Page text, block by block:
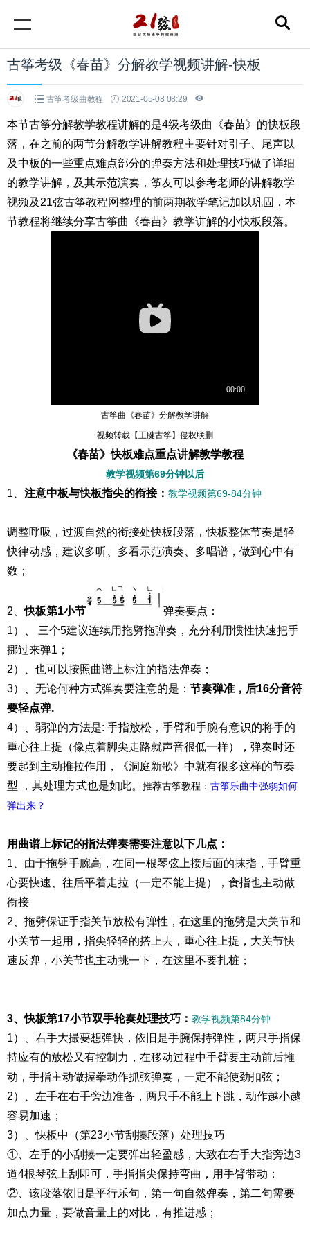
古筝考级《春苗》分解教学视频讲解-快板
古筝考级曲教程 2021-05-08 08:29
本节古筝分解教学教程讲解的是4级考级曲《春苗》的快板段
落，在之前的两节分解教学讲解教程主要针对引子、尾声以
及中板的一些重点难点部分的弹奏方法和处理技巧做了详细
的教学讲解，及其示范演奏，筝友可以参考老师的讲解教学
视频及21弦古筝教程网整理的前两期教学笔记加以巩固，本
节教程将继续分享古筝曲《春苗》教学讲解的小快板段落。
古筝曲《春苗》分解教学讲解
视频转载【王腱古筝】侵权联删
《春苗》快板难点重点讲解教学教程
教学视频第69分钟以后
1、 注意中板与快板指尖的衔接： 教学视频第69-84分钟
调整呼吸，过渡自然的衔接处快板段落，快板整体节奏是轻
快律动感，建议多听、多看示范演奏、多唱谱，做到心中有
数；
2、快板第1小节
弹奏要点：
1）、 三个5建议连续用拖劈拖弹奏，充分利用惯性快速把手
挪过来弹1；
2）、也可以按照曲谱上标注的指法弹奏；
3）、无论何种方式弹奏要注意的是： 节奏弹准，后16分音符
要轻点弹.
4）、弱弹的方法是: 手指放松，手臂和手腕有意识的将手的
重心往上提（像点着脚尖走路就声音很低一样），弹奏时还
要起到主动推拉作用，《洞庭新歌》中就有很多这样的节奏
型 ，其处理方式也是如此。 推荐古筝教程： 古筝乐曲中强弱如何
弹出来？
用曲谱上标记的指法弹奏需要注意以下几点：
1、由于拖劈手腕高，在同一根琴弦上接后面的抹指，手臂重
心要快速、往后平着走拉（一定不能上提），食指也主动做
衔接
2、拖劈保证手指关节放松有弹性，在这里的拖劈是大关节和
小关节一起用，指尖轻轻的搭上去，重心往上提，大关节快
速反弹，小关节也主动挑一下，在这里不要扎桩；
3、快板第17小节双手轮奏处理技巧： 教学视频第84分钟
1）、右手大撮要想弹快，依旧是手腕保持弹性，两只手指保
持应有的放松又有控制力，在移动过程中手臂要主动前后推
动，手指主动做握拳动作抓弦弹奏，一定不能使劲扣弦；
2）、左手在右手旁边准备，两只手不能上下跳，动作越小越
容易加速；
3）、快板中（第23小节刮揍段落）处理技巧
①、左手的小刮揍一定要弹出轻盈感，大致在右手大指旁边3
道4根琴弦上刮即可，手指指尖保持弯曲，用手臂带动；
②、该段落依旧是平行乐句，第一句自然弹奏，第二句需要
加点力量，要做音量上的对比，有推进感；